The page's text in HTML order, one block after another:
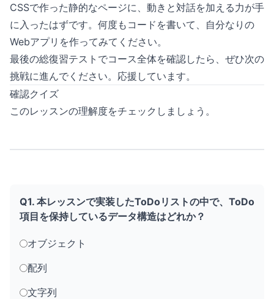
CSSで作った静的なページに、動きと対話を加える力が手
に入ったはずです。何度もコードを書いて、自分なりの
Webアプリを作ってみてください。
最後の総復習テストでコース全体を確認したら、ぜひ次の
挑戦に進んでください。応援しています。
確認クイズ
このレッスンの理解度をチェックしましょう。
Q1. 本レッスンで実装したToDoリストの中で、ToDo
項目を保持しているデータ構造はどれか？
オブジェクト
配列
文字列